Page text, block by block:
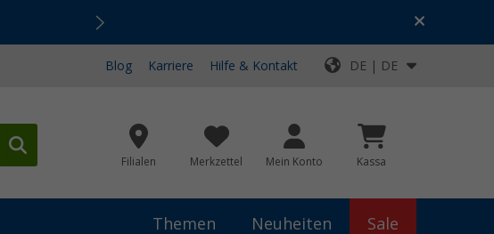
Top-Deals für dein Abenteuer!
Blog Karriere Hilfe & Kontakt DE | DE
Filialen Merkzettel Mein Konto Kassa
Themen Neuheiten Sale